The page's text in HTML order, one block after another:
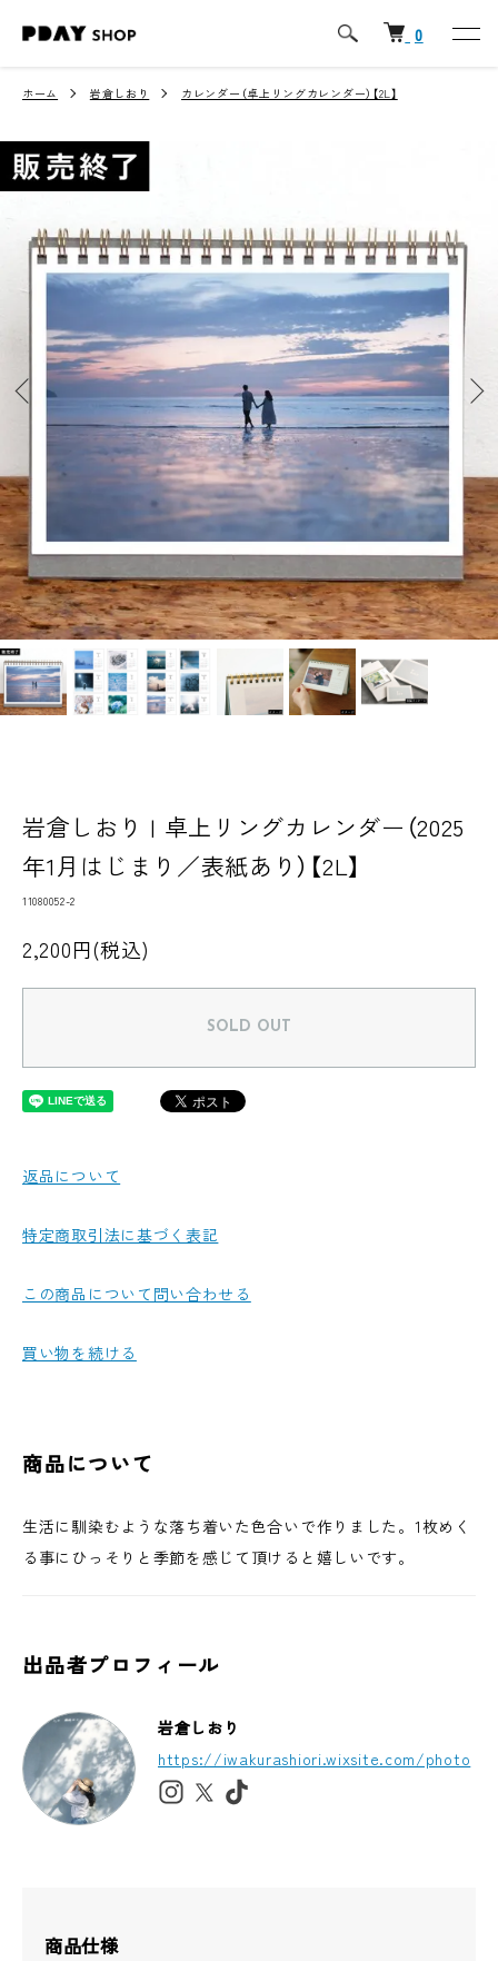
0
ホーム 岩倉しおり カレンダー（卓上リングカレンダー）【2L】
岩倉しおり | 卓上リングカレンダー（2025
年1月はじまり／表紙あり）【2L】
11080052-2
2,200円(税込)
SOLD OUT
返品について
特定商取引法に基づく表記
この商品について問い合わせる
買い物を続ける
商品について
生活に馴染むような落ち着いた色合いで作りました。1枚めく
る事にひっそりと季節を感じて頂けると嬉しいです。
出品者プロフィール
岩倉しおり
https://iwakurashiori.wixsite.com/photo
商品仕様